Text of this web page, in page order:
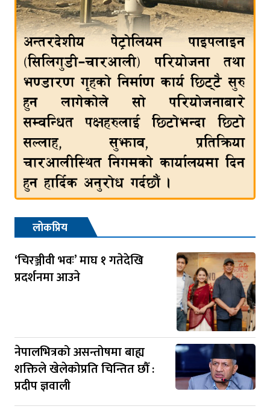
लोकप्रिय
‘चिरञ्जीवी भवः’ माघ १ गतेदेखि
प्रदर्शनमा आउने
नेपालभित्रको असन्तोषमा बाह्य
शक्तिले खेलेकोप्रति चिन्तित छौँ :
प्रदीप ज्ञवाली